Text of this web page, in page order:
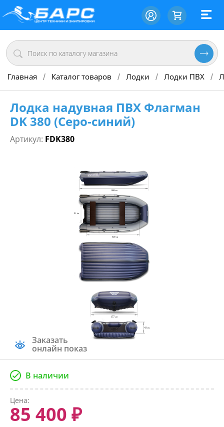
Главная / Каталог товаров / Лодки / Лодки ПВХ /
Лодка надувная ПВХ Флагман
DK 380 (Серо-синий)
Артикул: FDK380
Заказать
онлайн показ
В наличии
Цена:
85 400 ₽